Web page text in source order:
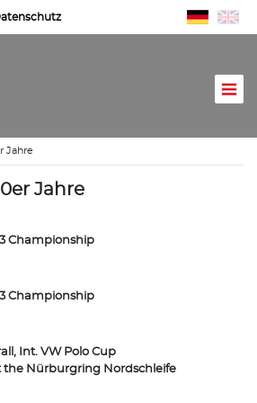
Jahre
Jahre
Championship
Championship
Int. VW Polo Cup
the Nürburgring Nordschleife